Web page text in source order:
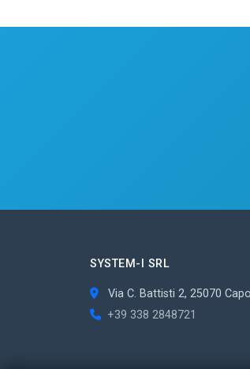
SYSTEM-I SRL
Via C. Battisti 2, 25070
+39 338 2848721